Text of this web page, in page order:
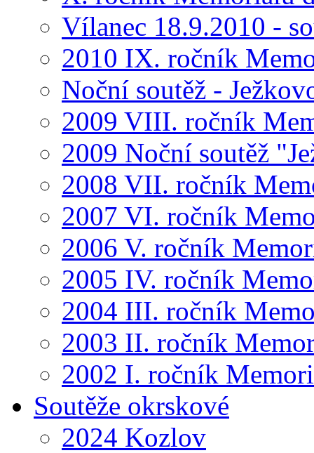
Vílanec 18.9.2010 -
2010 IX. ročník
Noční soutěž -
2009 VIII. ročník
2009 Noční soutěž
2008 VII. ročník
2007 VI. ročník
2006 V. ročník
2005 IV. ročník
2004 III. ročník
2003 II. ročník
2002 I. ročník
Soutěže okrskové
2024 Kozlov